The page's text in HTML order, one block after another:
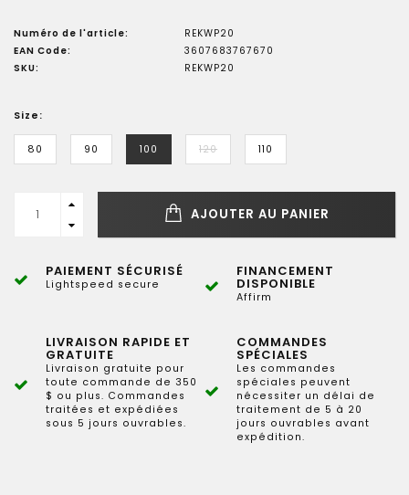
Numéro de l'article:
REKWP20
EAN Code:
3607683767670
SKU:
REKWP20
Size:
80 90 100 120 110
AJOUTER AU PANIER
PAIEMENT SÉCURISÉ
Lightspeed secure
FINANCEMENT
DISPONIBLE
Affirm
LIVRAISON RAPIDE ET
GRATUITE
Livraison gratuite pour
toute commande de 350
$ ou plus. Commandes
traitées et expédiées
sous 5 jours ouvrables.
COMMANDES
SPÉCIALES
Les commandes
spéciales peuvent
nécessiter un délai de
traitement de 5 à 20
jours ouvrables avant
expédition.